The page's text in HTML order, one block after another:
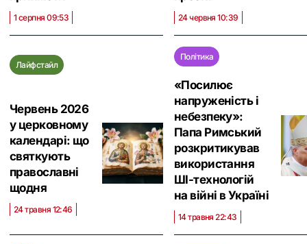
1 серпня 09:53 24 червня 10:39
Лайфстайл
Червень 2026
у церковному
календарі: що
святкують
православні
щодня
24 травня 12:46
Політика
«Посилює
напруженість і
небезпеку»:
Папа Римський
розкритикував
використання
ШІ-технологій
на війні в Україні
14 травня 22:43